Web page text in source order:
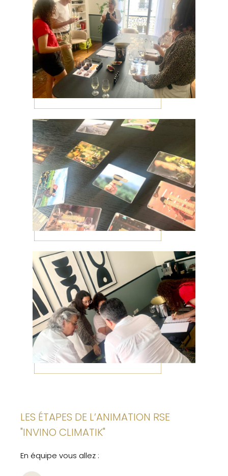
LES ÉTAPES DE L’ANIMATION RSE
"INVINO CLIMATIK"
En équipe vous allez :